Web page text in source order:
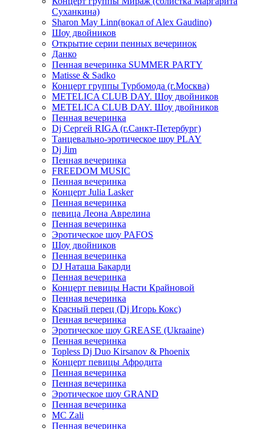
Суханкина)
Sharon May Linn(вокал of Alex Gaudino)
Шоу двойников
Открытие серии пенных вечеринок
Данко
Пенная вечеринка SUMMER PARTY
Matisse & Sadko
Концерт группы Турбомода (г.Москва)
METELICA CLUB DAY. Шоу двойников
METELICA CLUB DAY. Шоу двойников
Пенная вечеринка
Dj Сергей RIGA (г.Санкт-Петербург)
Танцевально-эротическое шоу PLAY
Dj Jim
Пенная вечеринка
FREEDOM MUSIC
Пенная вечеринка
Концерт Julia Lasker
Пенная вечеринка
певица Леона Аврелина
Пенная вечеринка
Эротическое шоу PAFOS
Шоу двойников
Пенная вечеринка
DJ Наташа Бакарди
Пенная вечеринка
Концерт певицы Насти Крайновой
Пенная вечеринка
Красный перец (Dj Игорь Кокс)
Пенная вечеринка
Эротическое шоу GREASE (Ukraaine)
Пенная вечеринка
Topless Dj Duo Kirsanov & Phoenix
Концерт певицы Афродита
Пенная вечеринка
Пенная вечеринка
Эротическое шоу GRAND
Пенная вечеринка
MC Zali
Пенная вечеринка